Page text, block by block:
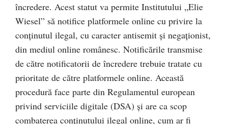
încredere. Acest statut va permite Institutului „Elie
Wiesel” să notifice platformele online cu privire la
conținutul ilegal, cu caracter antisemit și negaționist,
din mediul online românesc. Notificările transmise
de către notificatorii de încredere trebuie tratate cu
prioritate de către platformele online. Această
procedură face parte din Regulamentul european
privind serviciile digitale (DSA) și are ca scop
combaterea conținutului ilegal online, cum ar fi